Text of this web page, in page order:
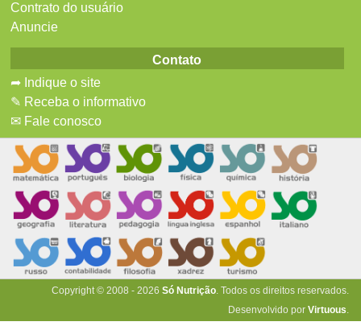
Contrato do usuário
Anuncie
Contato
➦ Indique o site
✎ Receba o informativo
✉ Fale conosco
Copyright © 2008 - 2026 Só Nutrição. Todos os direitos reservados.
Desenvolvido por Virtuous.